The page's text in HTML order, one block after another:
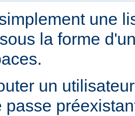
une
la forme
un
passe